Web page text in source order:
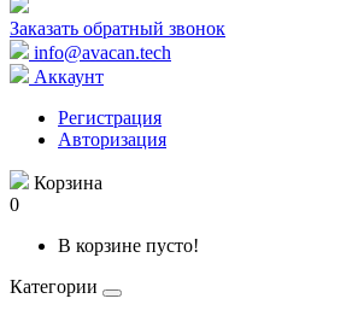
Заказать обратный звонок
info@avacan.tech
Аккаунт
Регистрация
Авторизация
Корзина
0
В корзине пусто!
Категории